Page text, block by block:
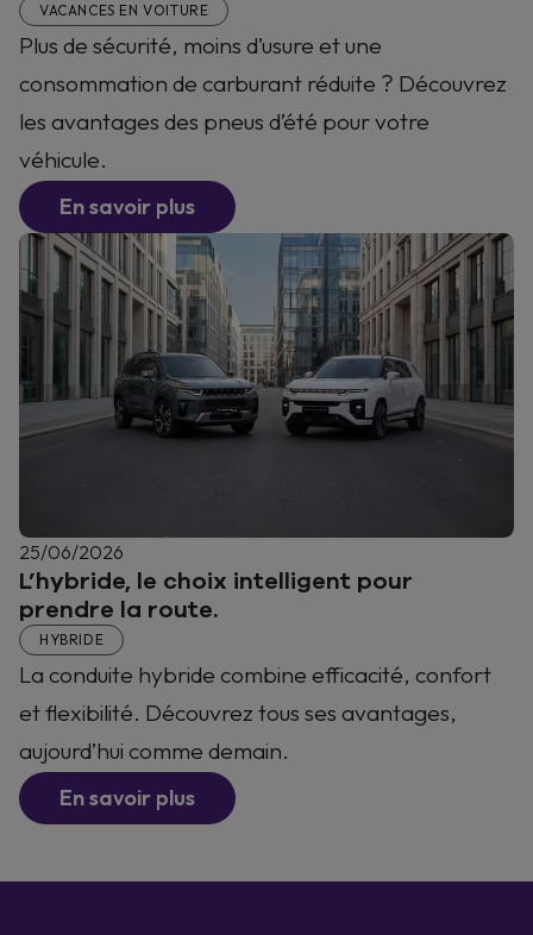
VACANCES EN VOITURE
Plus de sécurité, moins d’usure et une
consommation de carburant réduite ? Découvrez
les avantages des pneus d’été pour votre
véhicule.
En savoir plus
25/06/2026
L’hybride, le choix intelligent pour
prendre la route.
HYBRIDE
La conduite hybride combine efficacité, confort
et flexibilité. Découvrez tous ses avantages,
aujourd’hui comme demain.
En savoir plus